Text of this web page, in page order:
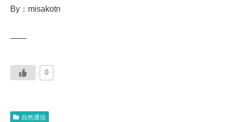
By：misakotn
——
0
自然通信